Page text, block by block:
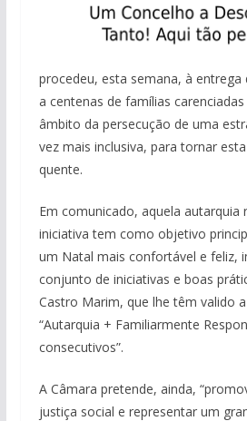
procedeu, esta semana, à entrega
a centenas de famílias
âmbito da persecução de uma
vez mais inclusiva, para tornar
quente.
Em comunicado, aquela autarquia
iniciativa tem como objetivo
um Natal mais confortável e feliz,
conjunto de iniciativas e boas
Castro Marim, que lhe têm valido
“Autarquia + Familiarmente
consecutivos”.
A Câmara pretende, ainda,
justiça social e representar um